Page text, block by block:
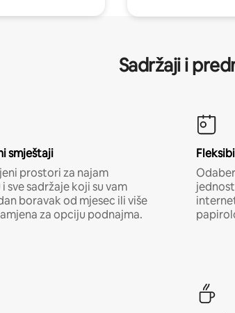
Sadržaji i
smještaji
prostori za najam
sve sadržaje koji su vam
boravak od mjesec ili više
za opciju podnajma.